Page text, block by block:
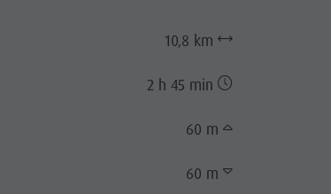
10,8 km
2 h 45 min
60 m
60 m